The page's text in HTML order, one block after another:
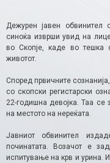
Дежурен јавен обвинител
синоќа изврши увид на
во Скопје, каде во тешка
животот.
Според првичните
со скопски регистарски
22-годишна девојка. Таа
на местото на нереќата.
Јавниот обвинител
починатата. Возачот е
испитување на крв и урина.